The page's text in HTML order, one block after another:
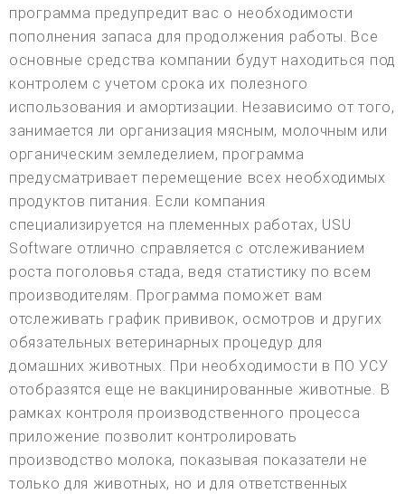
программа предупредит вас о необходимости
пополнения запаса для продолжения работы. Все
основные средства компании будут находиться под
контролем с учетом срока их полезного
использования и амортизации. Независимо от того,
занимается ли организация мясным, молочным или
органическим земледелием, программа
предусматривает перемещение всех необходимых
продуктов питания. Если компания
специализируется на племенных работах, USU
Software отлично справляется с отслеживанием
роста поголовья стада, ведя статистику по всем
производителям. Программа поможет вам
отслеживать график прививок, осмотров и других
обязательных ветеринарных процедур для
домашних животных. При необходимости в ПО УСУ
отобразятся еще не вакцинированные животные. В
рамках контроля производственного процесса
приложение позволит контролировать
производство молока, показывая показатели не
только для животных, но и для ответственных